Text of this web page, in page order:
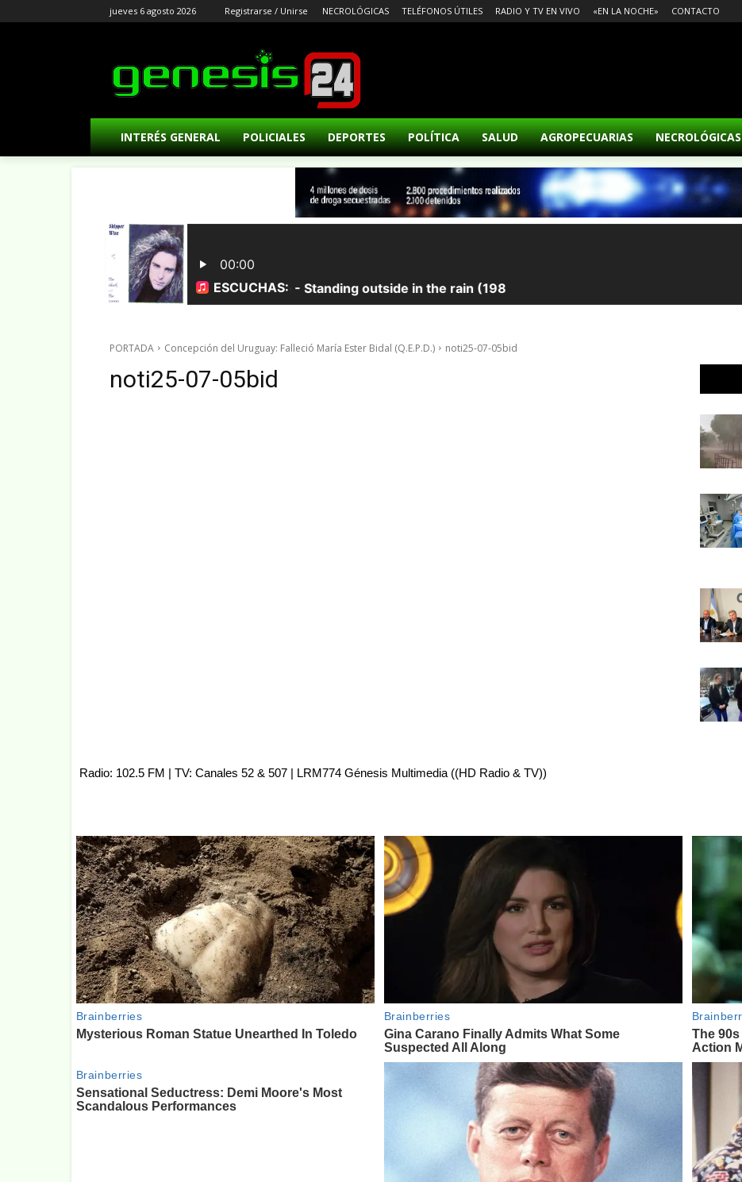
jueves 6 agosto 2026 Registrarse / Unirse NECROLÓGICAS TELÉFONOS ÚTILES RADIO Y TV EN VIVO «EN LA NOCHE» CONTACTO
INTERÉS GENERAL POLICIALES DEPORTES POLÍTICA SALUD AGROPECUARIAS NECROLÓGICAS
PORTADA Concepción del Uruguay: Falleció María Ester Bidal (Q.E.P.D.) noti25-07-05bid
noti25-07-05bid
Radio: 102.5 FM | TV: Canales 52 & 507 | LRM774 Génesis Multimedia ((HD Radio & TV))